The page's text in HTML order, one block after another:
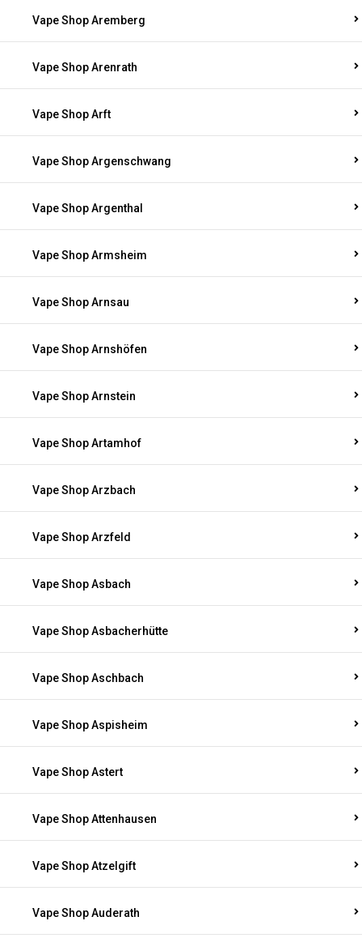
Vape Shop Aremberg
Vape Shop Arenrath
Vape Shop Arft
Vape Shop Argenschwang
Vape Shop Argenthal
Vape Shop Armsheim
Vape Shop Arnsau
Vape Shop Arnshöfen
Vape Shop Arnstein
Vape Shop Artamhof
Vape Shop Arzbach
Vape Shop Arzfeld
Vape Shop Asbach
Vape Shop Asbacherhütte
Vape Shop Aschbach
Vape Shop Aspisheim
Vape Shop Astert
Vape Shop Attenhausen
Vape Shop Atzelgift
Vape Shop Auderath